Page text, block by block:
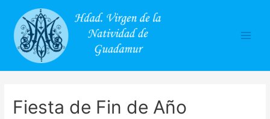
Fiesta de Fin de Año